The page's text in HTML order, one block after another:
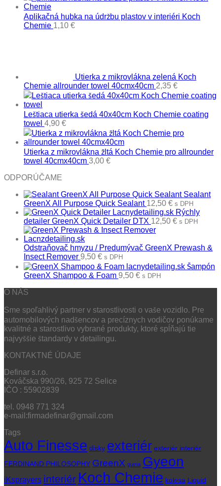
Aplikačná hubka na údržbu plastov v interiéri Koch
Chemie 1,10 €
Utierka z mikrovlákna zelená Koch
Chemie allrounder towel 40cmx40cm 2,35 €
Leštiaca utierka šedá 40x40cm Koch Chemie coating
towel 4,90 €
Utierka z mikrovlákna žltá Koch Chemie pro allrounder
towel 40cmx40cm 3,00 €
ODPORÚČAME
Sealant
GreenX All Purpose Quick Sealant 12,50 € s DPH
Rýchly
detailer GreenX Quick Detailer DTX 12,50 € s DPH
Odstraňovač hmyzu / Predumývač GreenX Prewash &
Insect Remover 9,50 € s DPH
Šampón
GreenX Shampoo & Foam 9,50 € s DPH
O NÁS
Sme spoľahlivý partner v starostlivosti o vaše vozidlo. Pre
automobilových nadšencov a precíznych vodičov ponúkame
kvalitné a starostlivo vybrané produkty, ktoré spĺňajú tie
najvyššie štandardy v detailingu.
KONTAKTNÉ ÚDAJE
Definar s.r.o.
Kováčska 990/26, 925 72 Selice
IČO : 55902839
tel. 0948 771 324
e-mail:firmadefinar@gmail.com
Tags
Auto Finesse disky exteriér exteriér interiér
FERDINAND PHILOSOPHY GreenX guma Gyeon
iKsprayers interiér Koch Chemie kolesa Liquid